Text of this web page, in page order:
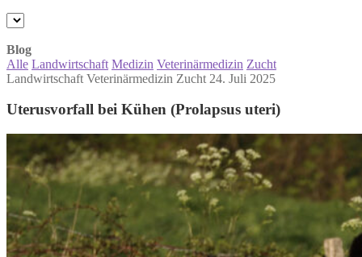
Blog
Alle Landwirtschaft Medizin Veterinärmedizin Zucht
Landwirtschaft Veterinärmedizin Zucht 24. Juli 2025
Uterusvorfall bei Kühen (Prolapsus uteri)